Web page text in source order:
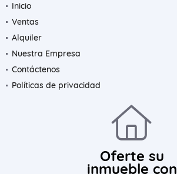
Inicio
Ventas
Alquiler
Nuestra Empresa
Contáctenos
Políticas de privacidad
Oferte su
inmueble con